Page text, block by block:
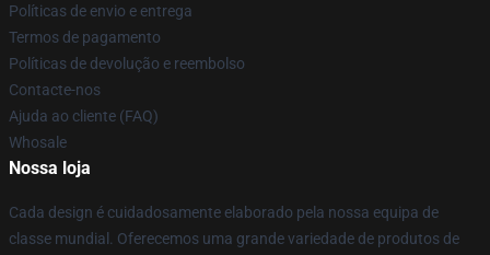
Políticas de envio e entrega
Termos de pagamento
Políticas de devolução e reembolso
Contacte-nos
Ajuda ao cliente (FAQ)
Whosale
Nossa loja
Cada design é cuidadosamente elaborado pela nossa equipa de
classe mundial. Oferecemos uma grande variedade de produtos de